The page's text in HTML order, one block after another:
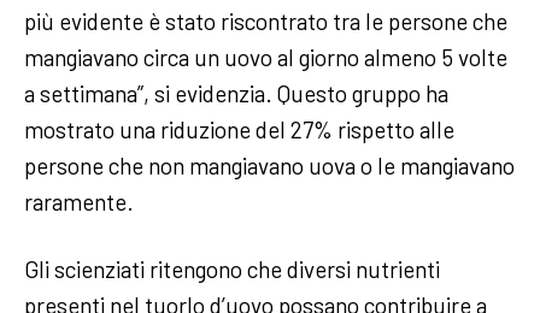
più evidente è stato riscontrato tra le persone che
mangiavano circa un uovo al giorno almeno 5 volte
a settimana”, si evidenzia. Questo gruppo ha
mostrato una riduzione del 27% rispetto alle
persone che non mangiavano uova o le mangiavano
raramente.
Gli scienziati ritengono che diversi nutrienti
presenti nel tuorlo d’uovo possano contribuire a